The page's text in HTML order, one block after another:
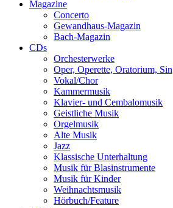
Magazine
Concerto
Gewandhaus-Magazin
Bach-Magazin
CDs
Orchesterwerke
Oper, Operette, Oratorium,
Vokal/Chor
Kammermusik
Klavier- und Cembalomusik
Geistliche Musik
Orgelmusik
Alte Musik
Jazz
Klassische Unterhaltung
Musik für Blasinstrumente
Musik für Kinder
Weihnachtsmusik
Hörbuch/Feature